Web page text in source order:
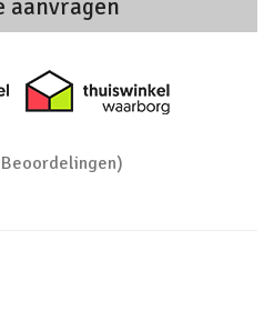
aanvragen
Thuiswinkel zakelijk